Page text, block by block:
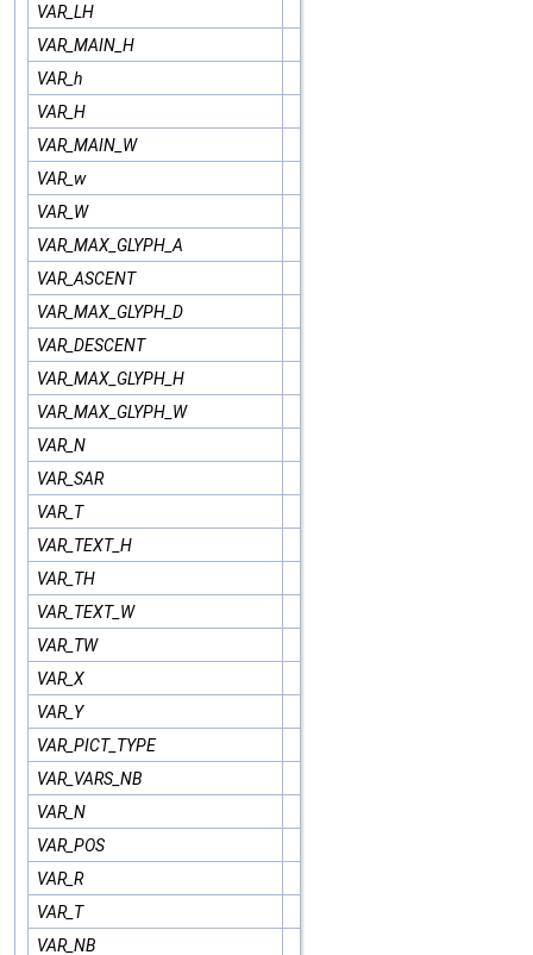
VAR_LH
VAR_MAIN_H
VAR_h
VAR_H
VAR_MAIN_W
VAR_w
VAR_W
VAR_MAX_GLYPH_A
VAR_ASCENT
VAR_MAX_GLYPH_D
VAR_DESCENT
VAR_MAX_GLYPH_H
VAR_MAX_GLYPH_W
VAR_N
VAR_SAR
VAR_T
VAR_TEXT_H
VAR_TH
VAR_TEXT_W
VAR_TW
VAR_X
VAR_Y
VAR_PICT_TYPE
VAR_VARS_NB
VAR_N
VAR_POS
VAR_R
VAR_T
VAR_NB